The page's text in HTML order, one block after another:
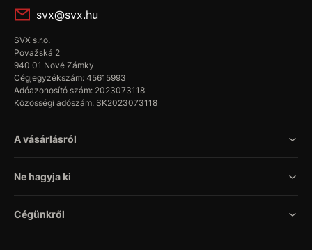
svx@svx.hu
SVX s.r.o.
Považská 2
940 01 Nové Zámky
Cégjegyzékszám: 45615993
Adóazonosító szám: 2023073118
Közösségi adószám: SK2023073118
A vásárlásról
Ne hagyja ki
Cégünkről